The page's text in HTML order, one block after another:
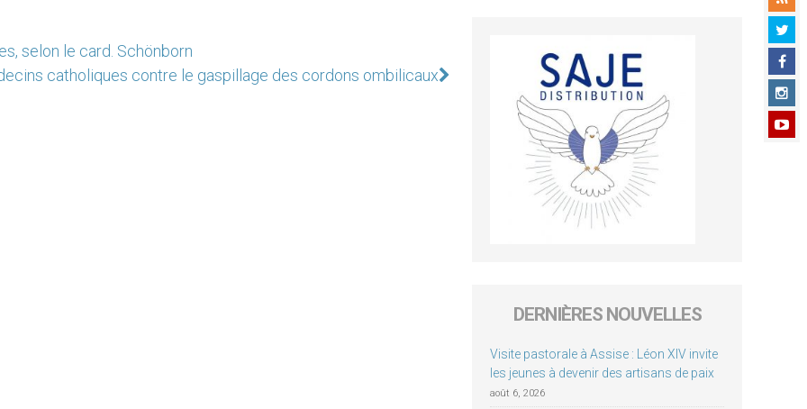
selon le card. Schönborn
catholiques contre le gaspillage des cordons ombilicaux
DERNIÈRES NOUVELLES
Visite pastorale à Assise : Léon XIV invite
les jeunes à devenir des artisans de paix
août 6, 2026